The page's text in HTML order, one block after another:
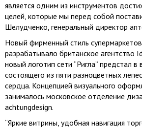
является одним из инструментов
целей, которые мы перед собой
Шелудченко, генеральный директор
Новый фирменный стиль супермаркетов
разрабатывало британское агентство
новый логотип сети “Ригла” предстал в
состоящего из пяти разноцветных
сердца. Концепцией визуального
занималось московское отделение
achtungdesign.
“Яркие витрины, удобная навигация